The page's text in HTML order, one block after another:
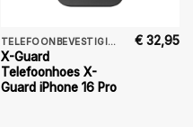
TELEFOONBEVESTIGING
X-Guard
Telefoonhoes X-
Guard iPhone 16 Pro
€ 32,95